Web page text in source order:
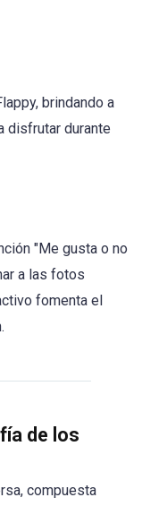
brindando a
disfrutar durante
"Me gusta o no
a las fotos
fomenta el
de los
compuesta